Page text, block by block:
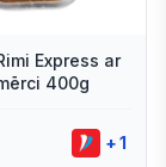
Express ar
400g
+1